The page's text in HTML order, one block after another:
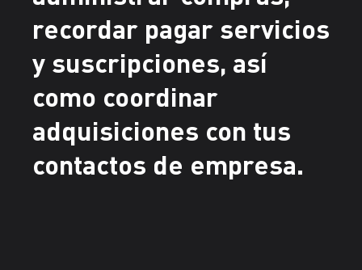
recordar pagar servicios
y suscripciones, así
como coordinar
adquisiciones con tus
contactos de empresa.